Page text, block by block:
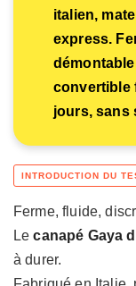
italien,
express.
convertible
jours, sans
Ferme, fluide,
Lecanapé Gaya
à durer.